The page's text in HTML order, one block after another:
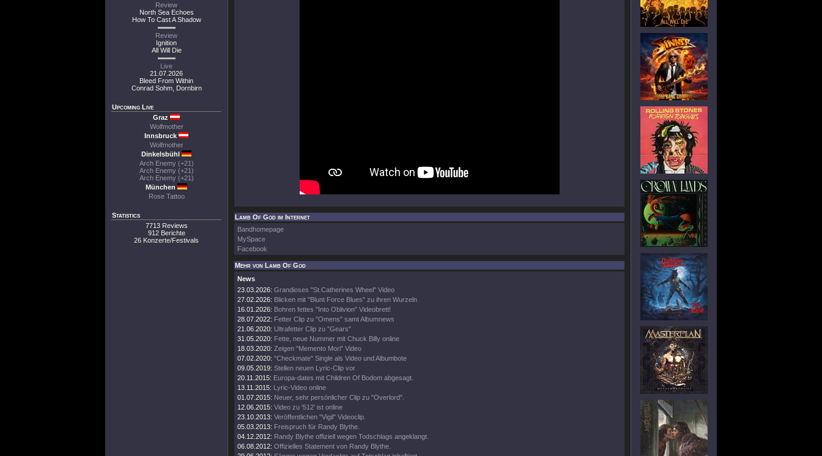
Review
North Sea Echoes
How To Cast A Shadow
Review
Ignition
All Will Die
Live
21.07.2026
Bleed From Within
Conrad Sohm, Dornbirn
Upcoming Live
Graz
Wolfmother
Innsbruck
Wolfmother
Dinkelsbühl
Arch Enemy (+21)
Arch Enemy (+21)
Arch Enemy (+21)
München
Rose Tattoo
Statistics
7713 Reviews
912 Berichte
26 Konzerte/Festivals
Lamb Of God im Internet
Bandhomepage
MySpace
Facebook
Mehr von Lamb Of God
News
23.03.2026: Grandioses "St.Catherines Wheel" Video
27.02.2026: Blicken mit "Blunt Force Blues" zu ihren Wurzeln
16.01.2026: Bohren fettes "Into Oblivion" Videobrett!
28.07.2022: Fetter Clip zu "Omens" samt Albumnews
21.06.2020: Ultrafetter Clip zu "Gears"
31.05.2020: Fette, neue Nummer mit Chuck Billy online
18.03.2020: Zeigen "Memento Mori" Video
07.02.2020: "Checkmate" Single als Video und Albumbote
09.05.2019: Stellen neuen Lyric-Clip vor
20.11.2015: Europa-dates mit Children Of Bodom abgesagt.
13.11.2015: Lyric-Video online
01.07.2015: Neuer, sehr persönlicher Clip zu "Overlord".
12.06.2015: Video zu '512' ist online
23.10.2013: Veröffentlichen "Vigil" Videoclip.
05.03.2013: Freispruch für Randy Blythe.
04.12.2012: Randy Blythe offiziell wegen Todschlags angeklangt.
06.08.2012: Offizielles Statement von Randy Blythe.